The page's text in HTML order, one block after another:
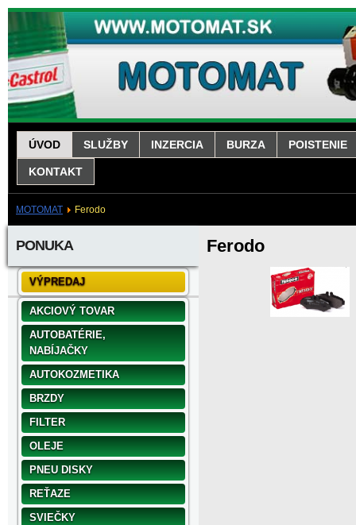
ÚVOD SLUŽBY INZERCIA BURZA POISTENIE
KONTAKT
MOTOMAT Ferodo
PONUKA
VÝPREDAJ
AKCIOVÝ TOVAR
AUTOBATÉRIE,
NABÍJAČKY
AUTOKOZMETIKA
BRZDY
FILTER
OLEJE
PNEU DISKY
REŤAZE
SVIEČKY
Ferodo